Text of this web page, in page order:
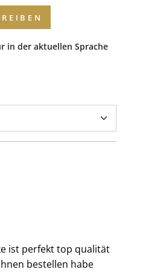
in der aktuellen Sprache
ist perfekt top qualität
bestellen habe